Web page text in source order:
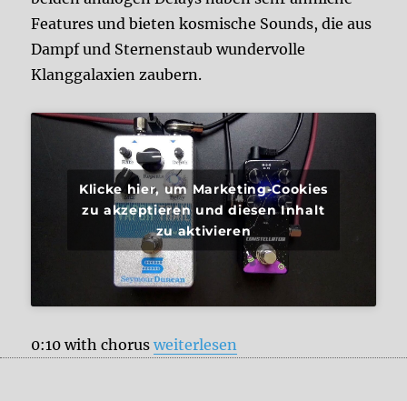
Features und bieten kosmische Sounds, die aus
Dampf und Sternenstaub wundervolle
Klanggalaxien zaubern.
Klicke hier, um Marketing-Cookies
zu akzeptieren und diesen Inhalt
zu aktivieren
0:10 with chorus„Pigtronix Constellator vs.
weiterlesen